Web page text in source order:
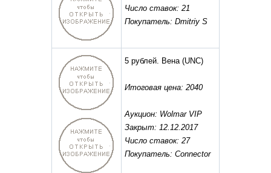
Число ставок: 21
Покупатель: Dmitriy S
5 рублей. Вена(UNC)
Итоговая цена: 2040
Аукцион: Wolmar VIP
Закрыт: 12.12.2017
Число ставок: 27
Покупатель: Connector